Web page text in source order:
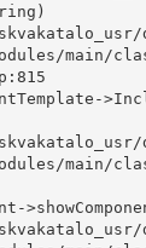
main/
main/